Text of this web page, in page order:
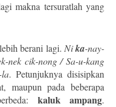
makna tersuratlah yang
berani lagi. Nika-nay-
nek cik-nong / Sa-u-kang
. Petunjuknya disisipkan
maupun pada beberapa
kaluk ampang.